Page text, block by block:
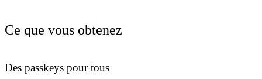
Ce que vous obtenez
Des passkeys pour tous